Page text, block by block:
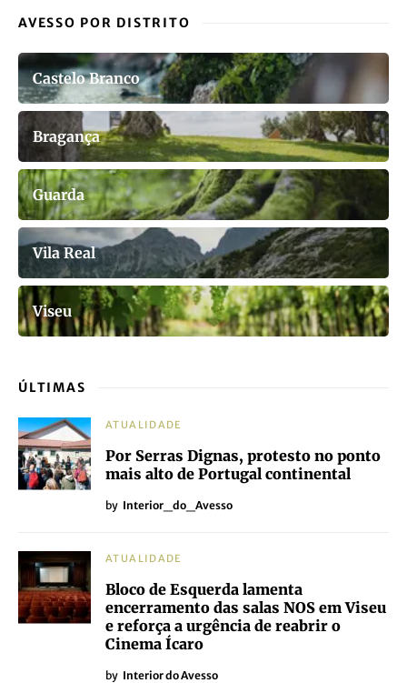
AVESSO POR DISTRITO
Castelo Branco
Bragança
Guarda
Vila Real
Viseu
ÚLTIMAS
ATUALIDADE
Por Serras Dignas, protesto no ponto
mais alto de Portugal continental
by Interior_do_Avesso
ATUALIDADE
Bloco de Esquerda lamenta
encerramento das salas NOS em Viseu
e reforça a urgência de reabrir o
Cinema Ícaro
by Interior do Avesso